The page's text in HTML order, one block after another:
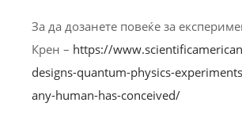
За да дозанете повеќе за
Крен – https://
designs-quantum-physics-
any-human-has-conceived/